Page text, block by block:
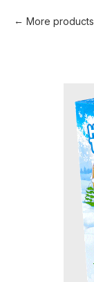
More products